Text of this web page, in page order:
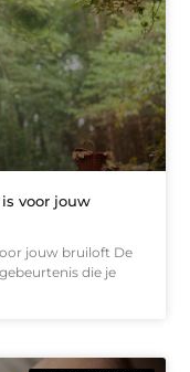
voor jouw
jouw bruiloft De
die je